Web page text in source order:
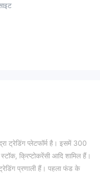
ट्रेडिंग प्लेटफॉर्म है। इसमें 300
क्रिप्टोकरेंसी आदि शामिल हैं।
प्रणाली हैं। पहला फंड के